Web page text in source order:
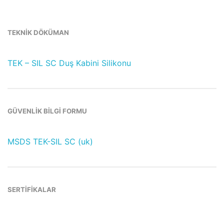
TEKNİK DÖKÜMAN
TEK – SIL SC Duş Kabini Silikonu
GÜVENLİK BİLGİ FORMU
MSDS TEK-SIL SC (uk)
SERTİFİKALAR